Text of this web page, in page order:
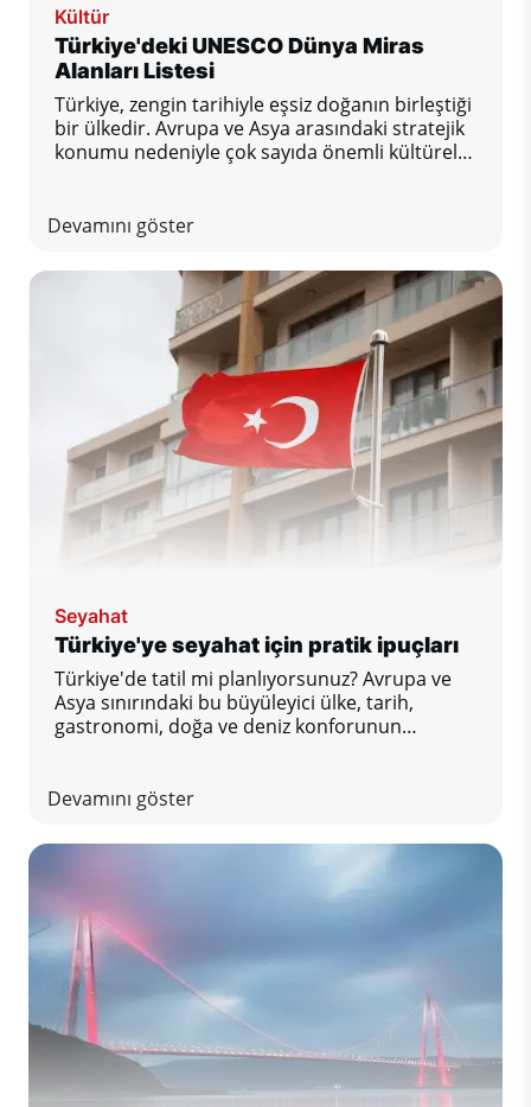
Kültür
Türkiye'deki UNESCO Dünya Miras
Alanları Listesi
Türkiye, zengin tarihiyle eşsiz doğanın birleştiği
bir ülkedir. Avrupa ve Asya arasındaki stratejik
konumu nedeniyle çok sayıda önemli kültürel
Listesi'nde 21 alan bulunuyor. En önemlilerine
Devamını göster
Seyahat
Türkiye'ye seyahat için pratik ipuçları
Türkiye'de tatil mi planlıyorsunuz? Avrupa ve
Asya sınırındaki bu büyüleyici ülke, tarih,
gastronomi, doğa ve deniz konforunun
kötü sürprizlerle karşılaşmamanız için kesinlikle
için derledik.
Devamını göster